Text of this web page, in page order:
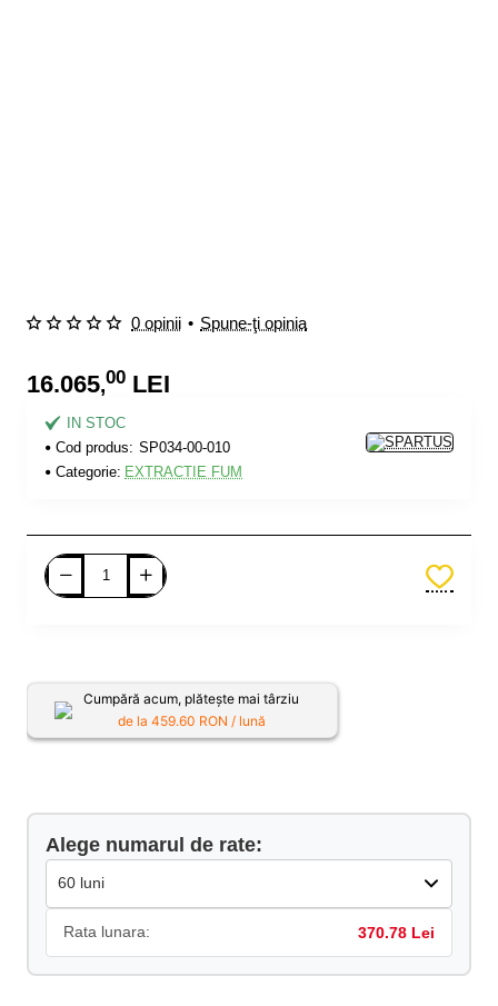
0 opinii • Spune-ţi opinia
16.065,00 LEI
IN STOC
Cod produs: SP034-00-010
Categorie: EXTRACTIE FUM
Cumpără acum, plătește mai târziu
de la 459.60 RON / lună
Alege numarul de rate:
Rata lunara: 370.78 Lei